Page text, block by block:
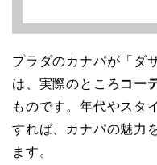
プラダのカナパが「ダ
は、実際のところ コー
ものです。年代やスタ
すれば、カナパの魅力
ます。